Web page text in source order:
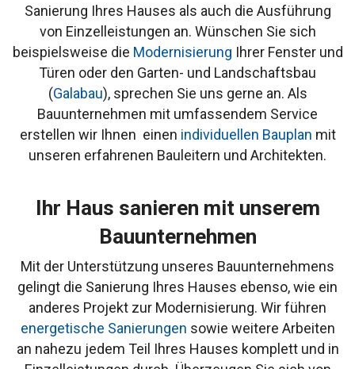
Sanierung Ihres Hauses als auch die Ausführung
von Einzelleistungen an. Wünschen Sie sich
beispielsweise die Modernisierung Ihrer Fenster und
Türen oder den Garten- und Landschaftsbau
(Galabau), sprechen Sie uns gerne an. Als
Bauunternehmen mit umfassendem Service
erstellen wir Ihnen einen individuellen Bauplan mit
unseren erfahrenen Bauleitern und Architekten.
Ihr Haus sanieren mit unserem
Bauunternehmen
Mit der Unterstützung unseres Bauunternehmens
gelingt die Sanierung Ihres Hauses ebenso, wie ein
anderes Projekt zur Modernisierung. Wir führen
energetische Sanierungen sowie weitere Arbeiten
an nahezu jedem Teil Ihres Hauses komplett und in